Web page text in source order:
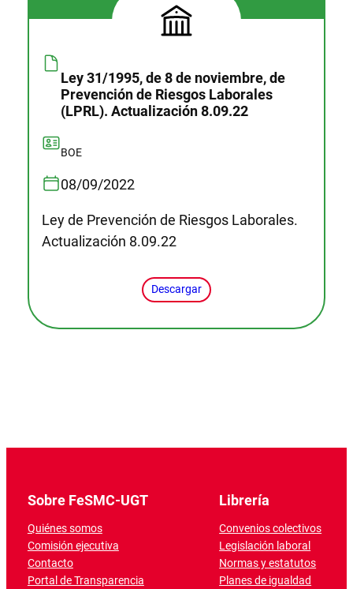
Ley 31/1995, de 8 de noviembre, de
Prevención de Riesgos Laborales
(LPRL). Actualización 8.09.22
BOE
08/09/2022
Ley de Prevención de Riesgos Laborales.
Actualización 8.09.22
Descargar
Sobre FeSMC-UGT
Quiénes somos
Comisión ejecutiva
Contacto
Portal de Transparencia
Librería
Convenios colectivos
Legislación laboral
Normas y estatutos
Planes de igualdad